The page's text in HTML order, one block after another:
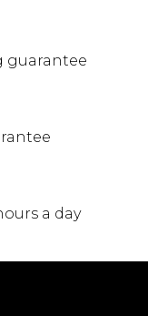
guarantee
a day